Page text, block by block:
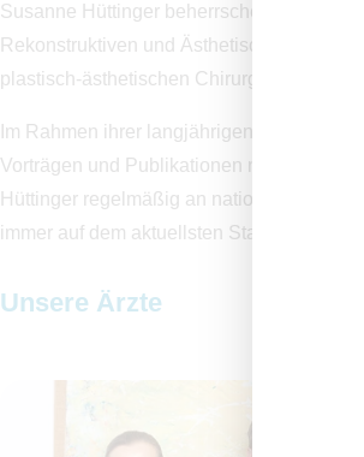
Susanne Hüttinger beherrschen als
Rekonstruktiven und Ästhetischen
plastisch-ästhetischen Chirurgie.
Im Rahmen ihrer langjährigen klinischen
Vorträgen und Publikationen nehmen
Hüttinger regelmäßig an nationalen und
immer auf dem aktuellsten Stand der
Unsere Ärzte